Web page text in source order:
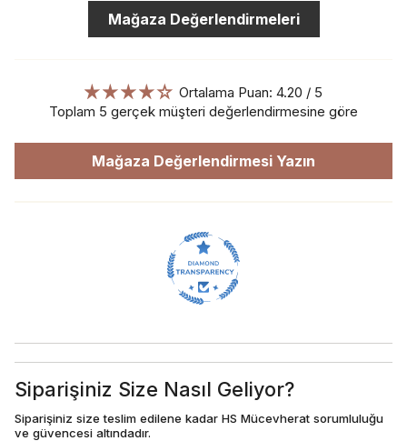
Mağaza Değerlendirmeleri
Ortalama Puan: 4.20 / 5
Toplam 5 gerçek müşteri değerlendirmesine göre
Mağaza Değerlendirmesi Yazın
Siparişiniz Size Nasıl Geliyor?
Siparişiniz size teslim edilene kadar HS Mücevherat sorumluluğu
ve güvencesi altındadır.